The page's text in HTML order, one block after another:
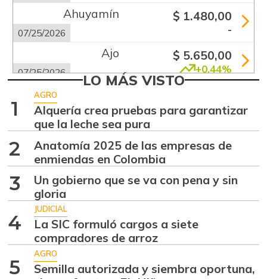
Ahuyamín
07/25/2026
$ 1.480,00
-
Ajo
07/25/2026
$ 5.650,00
+0,44%
Alas de pollo sin
costillar
07/25/2026
-
Apio
07/25/2026
$ 2.792,00
Arracacha
amarilla
07/25/2026
Arroz de primera
06/16/2018
LO MÁS VISTO
1
AGRO
Alquería crea pruebas para garantizar
que la leche sea pura
2
Anatomía 2025 de las empresas de
enmiendas en Colombia
3
Un gobierno que se va con pena y sin
gloria
4
JUDICIAL
La SIC formuló cargos a siete
compradores de arroz
5
AGRO
Semilla autorizada y siembra oportuna,